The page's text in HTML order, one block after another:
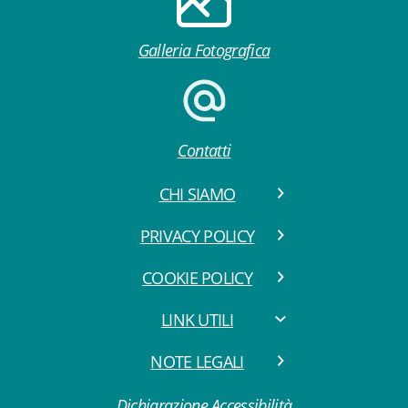
Galleria Fotografica
Contatti
CHI SIAMO
PRIVACY POLICY
COOKIE POLICY
LINK UTILI
NOTE LEGALI